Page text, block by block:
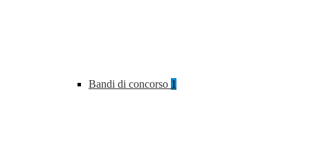
Bandi di concorso 1